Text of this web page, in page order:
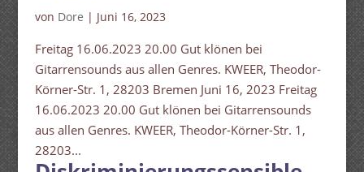
von Dore | Juni 16, 2023
Freitag 16.06.2023 20.00 Gut klönen bei
Gitarrensounds aus allen Genres. KWEER, Theodor-
Körner-Str. 1, 28203 Bremen Juni 16, 2023 Freitag
16.06.2023 20.00 Gut klönen bei Gitarrensounds
aus allen Genres. KWEER, Theodor-Körner-Str. 1,
28203...